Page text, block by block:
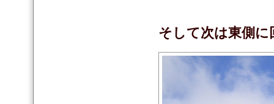
そして次は東側